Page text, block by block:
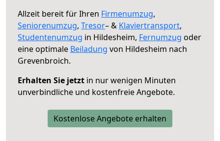
Allzeit bereit für Ihren Firmenumzug,
Seniorenumzug, Tresor– & Klaviertransport,
Studentenumzug in Hildesheim, Fernumzug oder
eine optimale Beiladung von Hildesheim nach
Grevenbroich.
Erhalten Sie jetzt in nur wenigen Minuten
unverbindliche und kostenfreie Angebote.
Kostenlose Angebote erhalten